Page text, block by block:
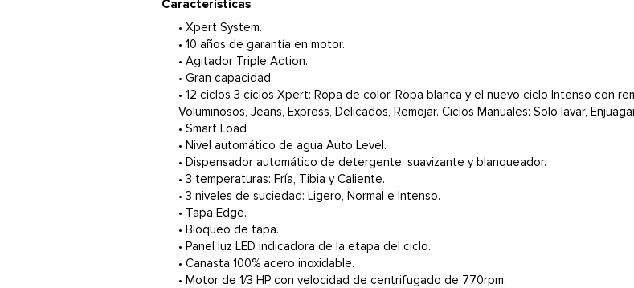
Características
• Xpert System.
• 10 años de garantía en motor.
• Agitador Triple Action.
• Gran capacidad.
• 12 ciclos 3 ciclos Xpert: Ropa de color, Ropa blanca y el nuevo ciclo Intenso con
Voluminosos, Jeans, Express, Delicados, Remojar. Ciclos Manuales: Solo lavar,
• Smart Load
• Nivel automático de agua Auto Level.
• Dispensador automático de detergente, suavizante y blanqueador.
• 3 temperaturas: Fría, Tibia y Caliente.
• 3 niveles de suciedad: Ligero, Normal e Intenso.
• Tapa Edge.
• Bloqueo de tapa.
• Panel luz LED indicadora de la etapa del ciclo.
• Canasta 100% acero inoxidable.
• Motor de 1/3 HP con velocidad de centrifugado de 770rpm.